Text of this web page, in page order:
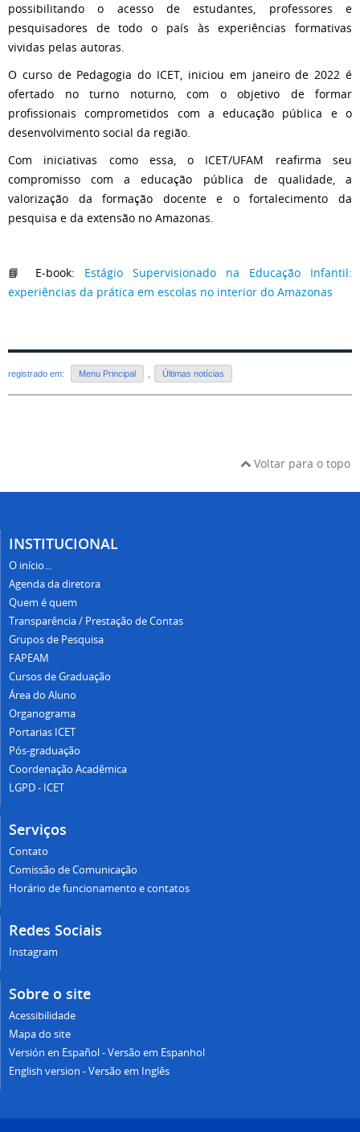
possibilitando o acesso de estudantes, professores e
pesquisadores de todo o país às experiências formativas
vividas pelas autoras.
O curso de Pedagogia do ICET, iniciou em janeiro de 2022 é
ofertado no turno noturno, com o objetivo de formar
profissionais comprometidos com a educação pública e o
desenvolvimento social da região.
Com iniciativas como essa, o ICET/UFAM reafirma seu
compromisso com a educação pública de qualidade, a
valorização da formação docente e o fortalecimento da
pesquisa e da extensão no Amazonas.
📘 E-book: Estágio Supervisionado na Educação Infantil:
experiências da prática em escolas no interior do Amazonas
registrado em: Menu Principal Últimas notícias
Voltar para o topo
INSTITUCIONAL
O início...
Agenda da diretora
Quem é quem
Transparência / Prestação de Contas
Grupos de Pesquisa
FAPEAM
Cursos de Graduação
Área do Aluno
Organograma
Portarias ICET
Pós-graduação
Coordenação Acadêmica
LGPD - ICET
Serviços
Contato
Comissão de Comunicação
Horário de funcionamento e contatos
Redes Sociais
Instagram
Sobre o site
Acessibilidade
Mapa do site
Versión en Español - Versão em Espanhol
English version - Versão em Inglês